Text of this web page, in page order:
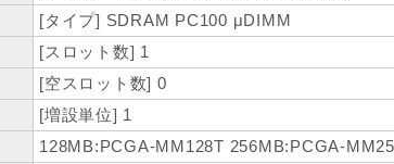
[タイプ] SDRAM PC100 μDIMM
[スロット数] 1
[空スロット数] 0
[増設単位] 1
128MB:PCGA-MM128T 256MB:PCGA-